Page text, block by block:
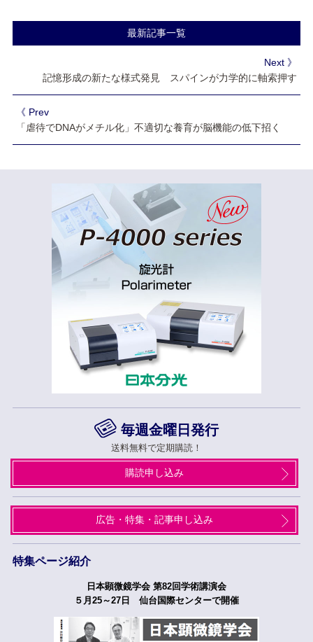
最新記事一覧
Next 》
記憶形成の新たな様式発見 スパインが力学的に軸索押す
《 Prev
「虐待でDNAがメチル化」不適切な養育が脳機能の低下招く
毎週金曜日発行
送料無料で定期購読！
購読申し込み
広告・特集・記事申し込み
特集ページ紹介
日本顕微鏡学会 第82回学術講演会
５月25～27日 仙台国際センターで開催